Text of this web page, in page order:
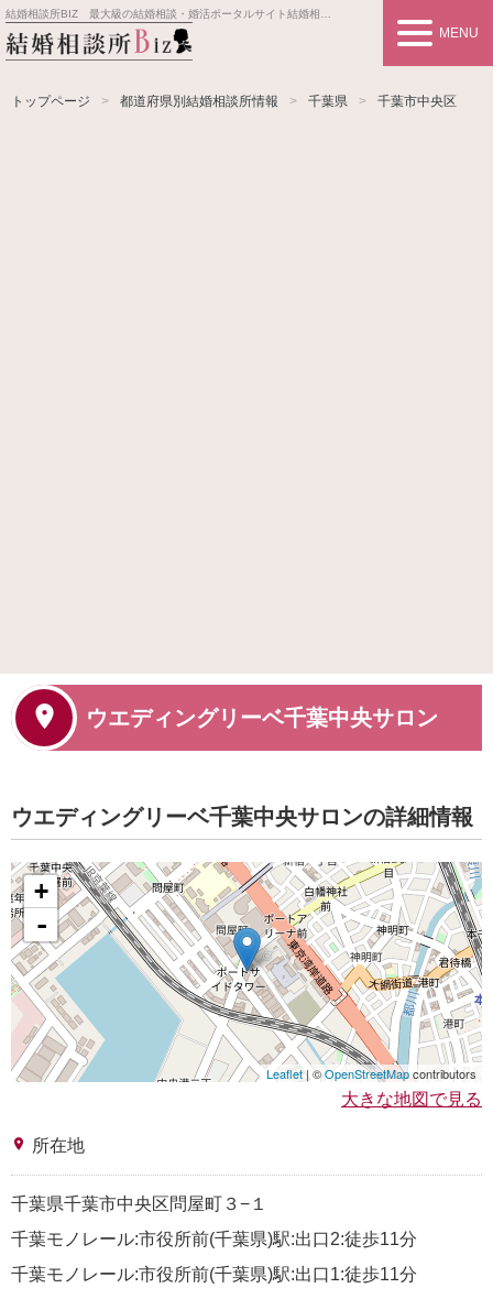
結婚相談所BIZ 最大級の結婚相談・婚活ポータルサイト結婚相談所事業者情報や婚活お見合いの悩み、対策を紹介します。
MENU
トップページ 都道府県別結婚相談所情報 千葉県 千葉市中央区
ウエディングリーベ千葉中央サロン
ウエディングリーベ千葉中央サロンの詳細情報
+
-
Leaflet| ©OpenStreetMapcontributors
大きな地図で見る
place 所在地
千葉県千葉市中央区問屋町３−１
千葉モノレール:市役所前(千葉県)駅:出口2:徒歩11分
千葉モノレール:市役所前(千葉県)駅:出口1:徒歩11分